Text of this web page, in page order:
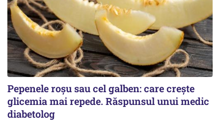
Pepenele roșu sau cel galben: care crește
glicemia mai repede. Răspunsul unui medic
diabetolog